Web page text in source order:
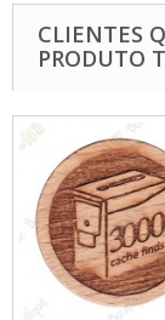
CLIENTES
PRODUTO